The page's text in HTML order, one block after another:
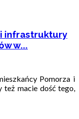
infrastruktury
w...
Pomorza i
macie dość tego,